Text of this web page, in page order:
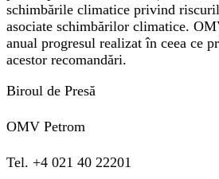
schimbările climatice privind
asociate schimbărilor climatice.
anual progresul realizat în ceea ce
acestor recomandări.
Biroul de Presă
OMV Petrom
Tel. +4 021 40 22201